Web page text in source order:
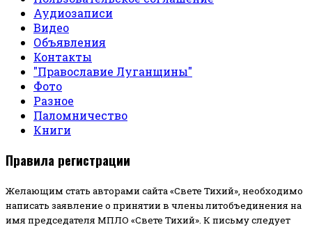
Аудиозаписи
Видео
Объявления
Контакты
"Православие Луганщины"
Фото
Разное
Паломничество
Книги
Правила регистрации
Желающим стать авторами сайта «Свете Тихий», необходимо
написать заявление о принятии в члены литобъединения на
имя председателя МПЛО «Свете Тихий». К письму следует